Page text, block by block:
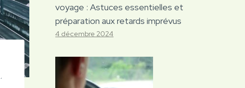
.
voyage : Astuces essentielles et
préparation aux retards imprévus
4 décembre 2024